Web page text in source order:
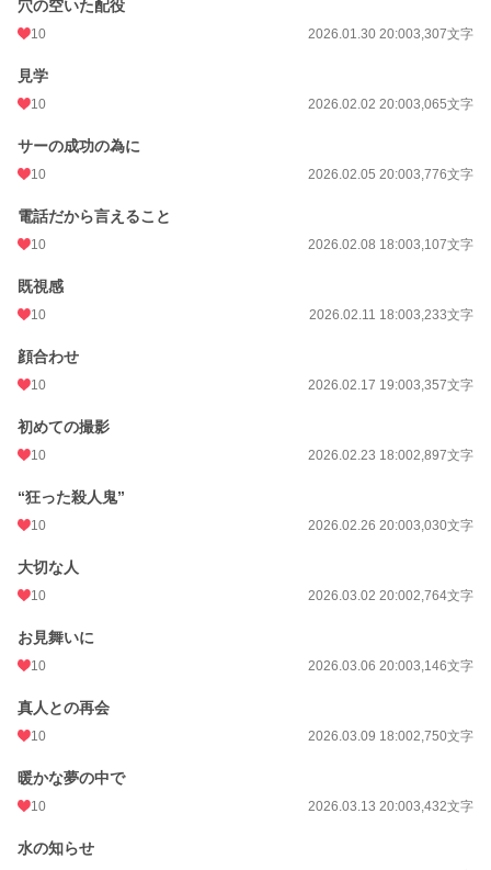
穴の空いた配役
10 2026.01.30 20:003,307文字
見学
10 2026.02.02 20:003,065文字
サーの成功の為に
10 2026.02.05 20:003,776文字
電話だから言えること
10 2026.02.08 18:003,107文字
既視感
10 2026.02.11 18:003,233文字
顔合わせ
10 2026.02.17 19:003,357文字
初めての撮影
10 2026.02.23 18:002,897文字
“狂った殺人鬼”
10 2026.02.26 20:003,030文字
大切な人
10 2026.03.02 20:002,764文字
お見舞いに
10 2026.03.06 20:003,146文字
真人との再会
10 2026.03.09 18:002,750文字
暖かな夢の中で
10 2026.03.13 20:003,432文字
水の知らせ